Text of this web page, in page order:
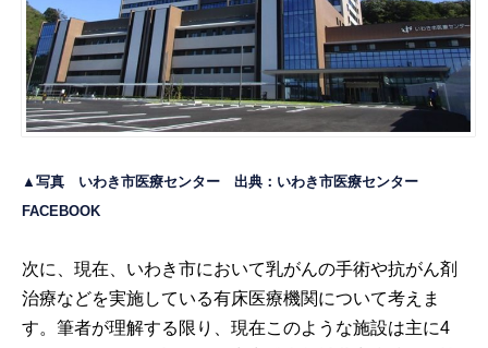
▲写真 いわき市医療センター 出典： いわき市医療センター
FACEBOOK
次に、現在、いわき市において乳がんの手術や抗がん剤
治療などを実施している有床医療機関について考えま
す。筆者が理解する限り、現在このような施設は主に4